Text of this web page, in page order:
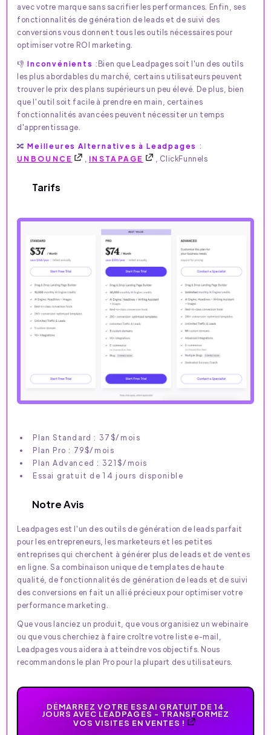
avec votre marque sans sacrifier les performances. Enfin, ses
fonctionnalités de génération de leads et de suivi des
conversions vous donnent tous les outils nécessaires pour
optimiser votre ROI marketing.
👎 Inconvénients :Bien que Leadpages soit l'un des outils
les plus abordables du marché, certains utilisateurs peuvent
trouver le prix des plans supérieurs un peu élevé. De plus, bien
que l'outil soit facile à prendre en main, certaines
fonctionnalités avancées peuvent nécessiter un temps
d'apprentissage.
🔀 Meilleures Alternatives à Leadpages :
UNBOUNCE
, INSTAPAGE , ClickFunnels
Tarifs
Plan Standard : 37$/mois
Plan Pro : 79$/mois
Plan Advanced : 321$/mois
Essai gratuit de 14 jours disponible
Notre Avis
Leadpages est l'un des outils de génération de leads parfait
pour les entrepreneurs, les marketeurs et les petites
entreprises qui cherchent à générer plus de leads et de ventes
en ligne. Sa combinaison unique de templates de haute
qualité, de fonctionnalités de génération de leads et de suivi
des conversions en fait un allié précieux pour optimiser votre
performance marketing.
Que vous lanciez un produit, que vous organisiez un webinaire
ou que vous cherchiez à faire croître votre liste e-mail,
Leadpages vous aidera à atteindre vos objectifs. Nous
recommandons le plan Pro pour la plupart des utilisateurs.
DÉMARREZ VOTRE ESSAI GRATUIT DE 14
JOURS AVEC LEADPAGES - TRANSFORMEZ
VOS VISITES EN VENTES !